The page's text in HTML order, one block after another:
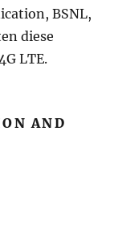
BSNL,
diese
LTE.
AND